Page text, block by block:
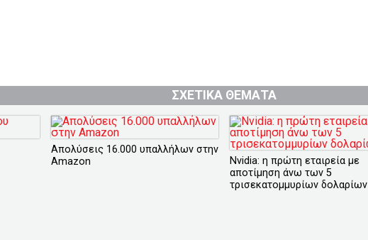
ΣΧΕΤΙΚΑ ΘΕΜΑΤΑ
Απολύσεις 16.000 υπαλλήλων στην
Amazon
Nvidia: η πρώτη εταιρεία με
αποτίμηση άνω των 5
τρισεκατομμυρίων δολαρίων